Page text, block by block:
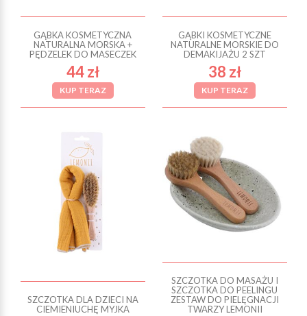
GĄBKA KOSMETYCZNA
NATURALNA MORSKA +
PĘDZELEK DO MASECZEK
44 zł
KUP TERAZ
GĄBKI KOSMETYCZNE
NATURALNE MORSKIE DO
DEMAKIJAŻU 2 SZT
38 zł
KUP TERAZ
SZCZOTKA DLA DZIECI NA
CIEMIENIUCHĘ MYJKA
SZCZOTKA DO MASAŻU I
SZCZOTKA DO PEELINGU
ZESTAW DO PIELĘGNACJI
TWARZY LEMONII